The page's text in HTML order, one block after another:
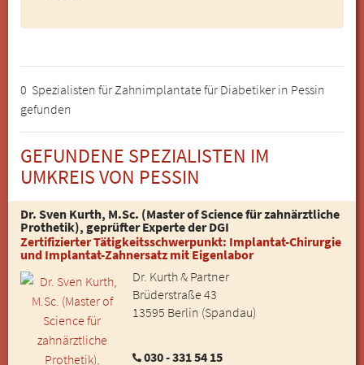
0 Spezialisten für Zahnimplantate für Diabetiker in Pessin
gefunden
GEFUNDENE SPEZIALISTEN IM
UMKREIS VON PESSIN
Dr. Sven Kurth, M.Sc. (Master of Science für zahnärztliche
Prothetik), geprüfter Experte der DGI
Zertifizierter Tätigkeitsschwerpunkt: Implantat-Chirurgie
und Implantat-Zahnersatz mit Eigenlabor
Dr. Kurth & Partner
Brüderstraße 43
13595 Berlin (Spandau)
030 - 331 54 15